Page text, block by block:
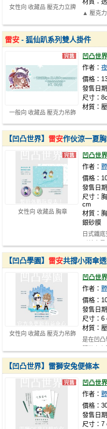
女性向 收藏品 壓克力立牌
▲ 壓克力
一般向 收藏品 壓克力吊飾
雷安 - 狐仙趴系列雙人掛件
凹凸世界
作者：
價格：
發售日
尺寸：
材質：
女性向 收藏品 胸章
【凹凸世界】 雷安作伙涼一夏
凹凸世界
作者：
價格：
發售日
尺寸：
cm
材質：
銀砂膜
日式鐵
女性向 收藏品 壓克力吊飾
【凹凸學園】 雷安共撐小雨傘
凹凸世界
作者：
價格：
發售日
尺寸：6
材質：
是在凹
【凹凸世界】雷獅安兔便條本
凹凸世界
作者：
價格：
發售日
尺寸：7